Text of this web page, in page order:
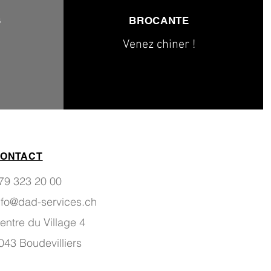
323 20 00
services.ch
du Village 4
Boudevilliers
BROCANTE
Venez chiner !